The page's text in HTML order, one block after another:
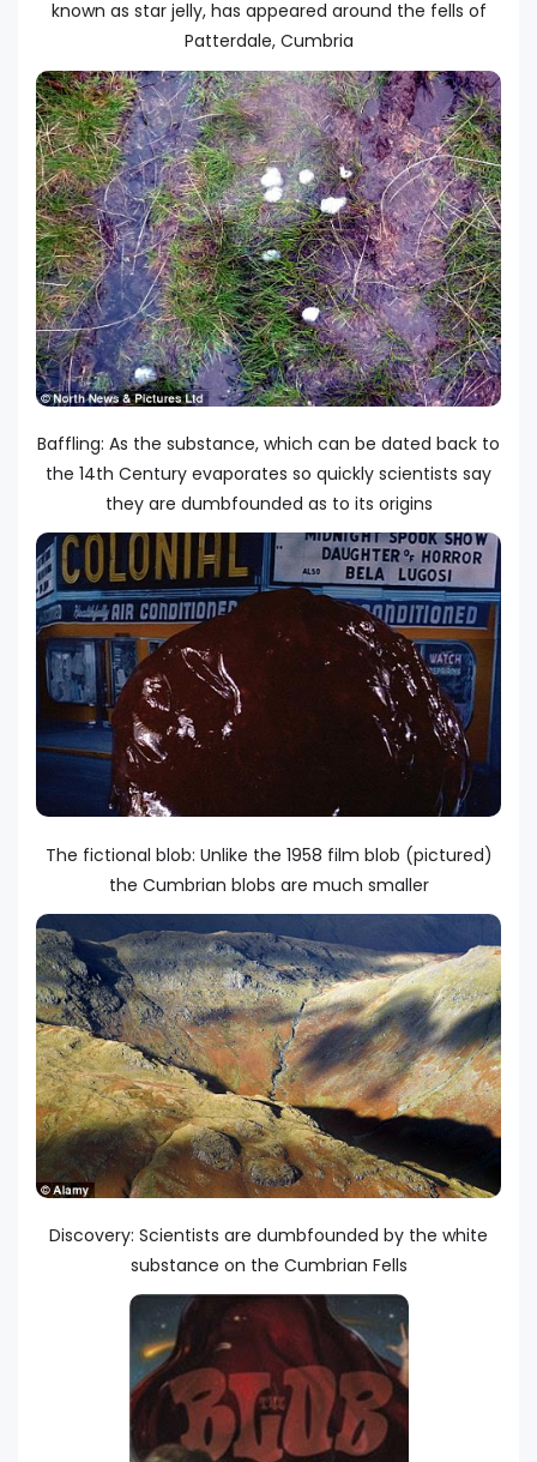
known as star jelly, has appeared around the fells of
Patterdale, Cumbria
Baffling: As the substance, which can be dated back to
the 14th Century evaporates so quickly scientists say
they are dumbfounded as to its origins
The fictional blob: Unlike the 1958 film blob (pictured)
the Cumbrian blobs are much smaller
Discovery: Scientists are dumbfounded by the white
substance on the Cumbrian Fells